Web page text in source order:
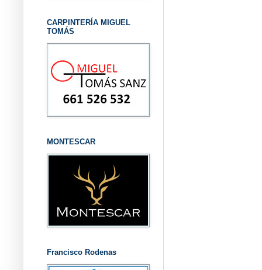
CARPINTERÍA MIGUEL
TOMÁS
MONTESCAR
Francisco Rodenas